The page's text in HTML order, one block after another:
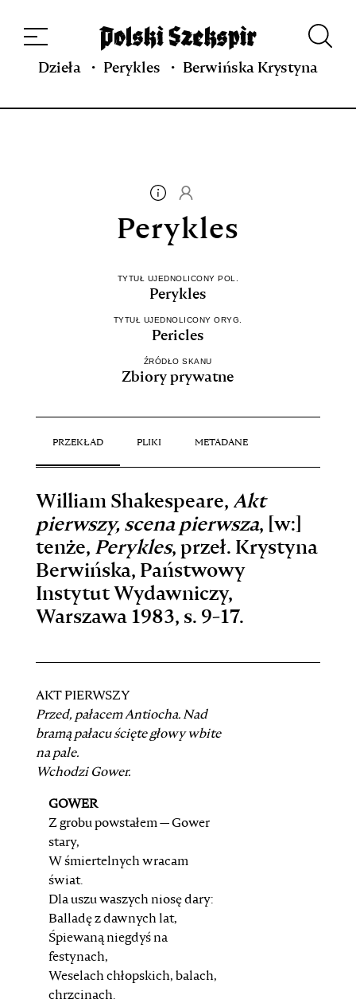
projekcie
Kontakt Indeks strony Aplikacja
Repozytorium XIX w.
Dzieła Perykles Berwińska Krystyna
PRZEKŁAD PLIKI METADANE
William Shakespeare, Akt
pierwszy, scena pierwsza, [w:]
tenże, Perykles, przeł. Krystyna
Berwińska, Państwowy
Instytut Wydawniczy,
Warszawa 1983, s. 9-17.
AKT PIERWSZY
Przed, pałacemAntiocha. Nad
bramą pałacu ścięte głowy wbite
na pale.
Wchodzi Gower.
GOWER
Z grobu powstałem — Gower
stary,
W śmiertelnych wracam
świat.
Dla uszu waszych niosę dary:
Balladę z dawnych lat,
Śpiewaną niegdyś na
festynach,
Weselach chłopskich, balach,
chrzcinach.
Perykles
TYTUŁ UJEDNOLICONY POL.
Perykles
TYTUŁ UJEDNOLICONY ORYG.
Pericles
ŹRÓDŁO SKANU
Zbiory prywatne